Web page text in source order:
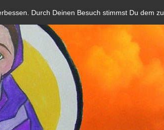
Durch Deinen Besuch stimmst Du dem zu.